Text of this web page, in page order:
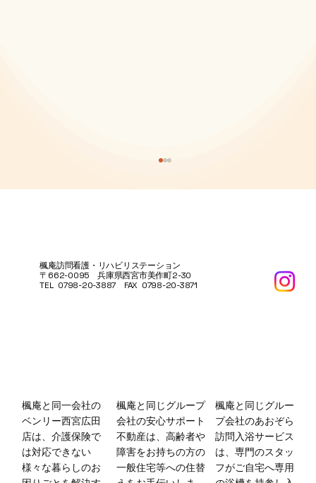
楓庵訪問看護・リハビリステーション
〒662-0095 兵庫県西宮市美作町2-30
TEL 0798-20-3887 FAX 0798-20-3871
楓庵と同一会社の
ベンリー西宮広田
店は、介護保険で
は対応できない
様々な暮らしのお
楓庵と同じグループ
会社の安心サポート
不動産は、高齢者や
障害をお持ちの方の
一般住宅等への住替
楓庵と 同じグルー
プ会社のあおぞら
訪問入浴サービス
は、専門のスタッ
フがご自宅へ専用